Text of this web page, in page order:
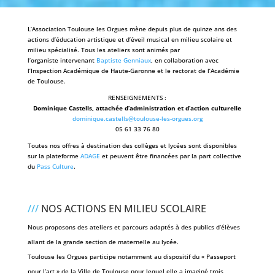
L’Association Toulouse les Orgues mène depuis plus de quinze ans des
actions d’éducation artistique et d’éveil musical en milieu scolaire et
milieu spécialisé. Tous les ateliers sont animés par
l’organiste intervenant Baptiste Genniaux, en collaboration avec
l’Inspection Académique de Haute-Garonne et le rectorat de l’Académie
de Toulouse.
RENSEIGNEMENTS :
Dominique Castells, attachée d’administration et d’action culturelle
dominique.castells@toulouse-les-orgues.org
05 61 33 76 80
Toutes nos offres à destination des collèges et lycées sont disponibles
sur la plateforme ADAGE et peuvent être financées par la part collective
du Pass Culture.
///NOS ACTIONS EN MILIEU SCOLAIRE
Nous proposons des ateliers et parcours adaptés à des publics d’élèves
allant de la grande section de maternelle au lycée.
Toulouse les Orgues participe notamment au dispositif du « Passeport
pour l’art » de la Ville de Toulousepour lequel elle a imaginé trois